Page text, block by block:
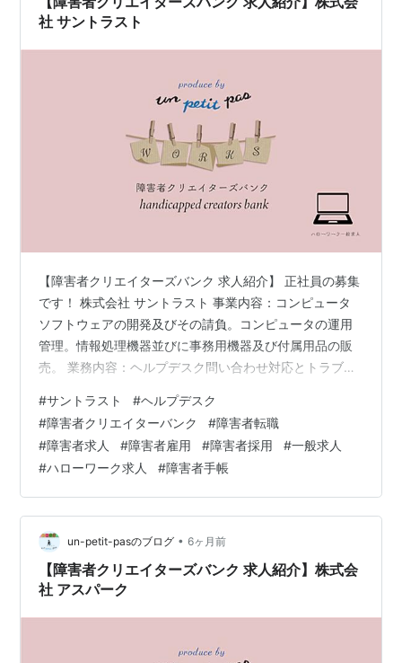
社 サントラスト
【障害者クリエイターズバンク 求人紹介】 正社員の募集
です！ 株式会社 サントラスト 事業内容：コンピュータ
ソフトウェアの開発及びその請負。コンピュータの運用
管理。情報処理機器並びに事務用機器及び付属用品の販
売。 業務内容：ヘルプデスク問い合わせ対応とトラブル
ト管理(パスワード・権限)、障害の切り分けとエスカレー
ション、対応記録とマニュアル作成 必要な経験：↓尚可
ヘルプデスク業務経験 勤務地最寄り駅：淡路町駅ー東京
都千代田区 【詳細問い合わせ】 アンプティパでは多数、
障がい者（障害者）のための求人をご用意しています。
無料登録いただきましたら …
#サントラスト #ヘルプデスク
#障害者クリエイターバンク #障害者転職
#障害者求人 #障害者雇用 #障害者採用 #一般求人
#ハローワーク求人 #障害者手帳
un-petit-pasのブログ • 6ヶ月前
【障害者クリエイターズバンク 求人紹介】株式会
社 アスパーク